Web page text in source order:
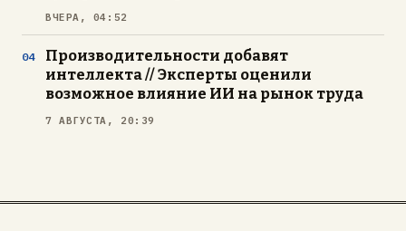
ВЧЕРА, 04:52
Производительности добавят
интеллекта // Эксперты оценили
возможное влияние ИИ на рынок труда
7 АВГУСТА, 20:39